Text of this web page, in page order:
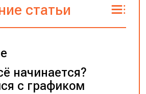
статьи
начинается?
с графиком